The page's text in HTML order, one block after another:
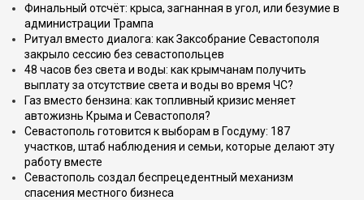
Финальный отсчёт: крыса, загнанная в угол, или безумие в
администрации Трампа
Ритуал вместо диалога: как Заксобрание Севастополя
закрыло сессию без севастопольцев
48 часов без света и воды: как крымчанам получить
выплату за отсутствие света и воды во время ЧС?
Газ вместо бензина: как топливный кризис меняет
автожизнь Крыма и Севастополя?
Севастополь готовится к выборам в Госдуму: 187
участков, штаб наблюдения и семьи, которые делают эту
работу вместе
Севастополь создал беспрецедентный механизм
спасения местного бизнеса